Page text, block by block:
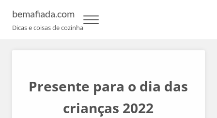
bemafiada.com
Dicas e coisas de cozinha Menu
Presente para o dia das
crianças 2022